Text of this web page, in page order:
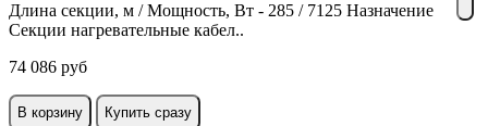
Длина секции, м / Мощность, Вт - 285 / 7125 Назначение
Секции нагревательные кабел..
74 086 руб
В корзину Купить сразу